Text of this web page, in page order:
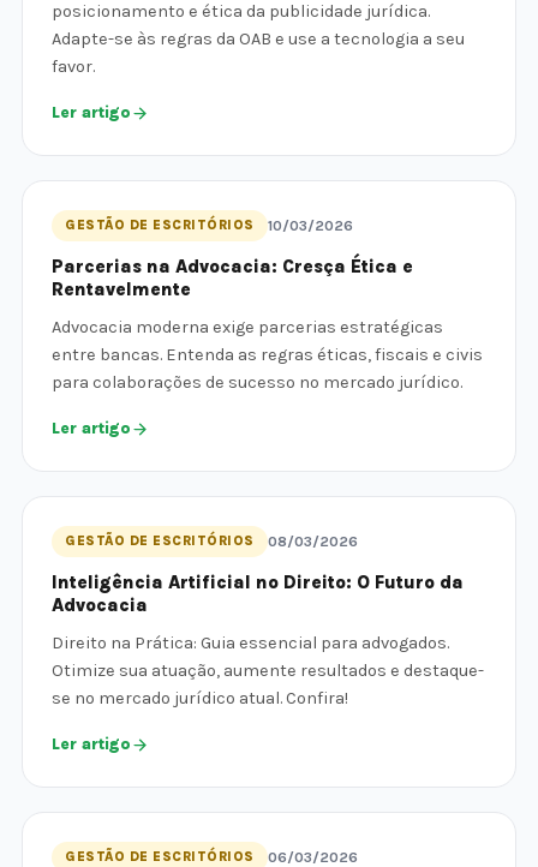
posicionamento e ética da publicidade jurídica.
Adapte-se às regras da OAB e use a tecnologia a seu
favor.
Ler artigo
GESTÃO DE ESCRITÓRIOS 10/03/2026
Parcerias na Advocacia: Cresça Ética e
Rentavelmente
Advocacia moderna exige parcerias estratégicas
entre bancas. Entenda as regras éticas, fiscais e civis
para colaborações de sucesso no mercado jurídico.
Ler artigo
GESTÃO DE ESCRITÓRIOS 08/03/2026
Inteligência Artificial no Direito: O Futuro da
Advocacia
Direito na Prática: Guia essencial para advogados.
Otimize sua atuação, aumente resultados e destaque-
se no mercado jurídico atual. Confira!
Ler artigo
GESTÃO DE ESCRITÓRIOS 06/03/2026